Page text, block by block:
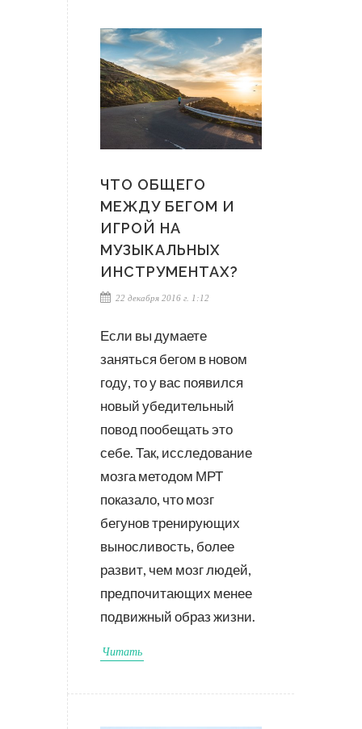
ЧТО ОБЩЕГО
МЕЖДУ БЕГОМ И
ИГРОЙ НА
МУЗЫКАЛЬНЫХ
ИНСТРУМЕНТАХ?
22 декабря 2016 г. 1:12
Если вы думаете
заняться бегом в новом
году, то у вас появился
новый убедительный
повод пообещать это
себе. Так, исследование
мозга методом МРТ
показало, что мозг
бегунов тренирующих
выносливость, более
развит, чем мозг людей,
предпочитающих менее
подвижный образ жизни.
Читать